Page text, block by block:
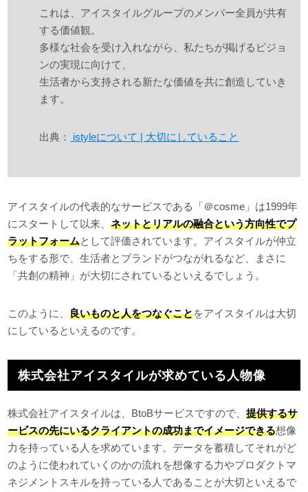
これは、アイスタイルグループのメンバー全員が共有
する価値観。
多様な社会を受け入れながら、私たちが掲げるビジョ
ンの実現に向けて、
生活者から支持される新たな価値を共に創造していき
ます。
出典： istyleについて | 大切にしていること
アイスタイルの代表的なサービスである「＠cosme」は1999年
にスタートして以来、ネットとリアルの融合という方向性でプ
ラットフォームとして評価されています。アイスタイルが仲立
ちをする形で、生活者とブランドがつながれるなど、まさに
「共創の精神」が大切にされているといえるでしょう。
このように、良いものと人をつなぐことをアイスタイルは大切
にしているといえるのです。
株式会社アイスタイルが求めている人物像
株式会社アイスタイルは、BtoBサービスですので、提供するサ
ービスの先にいるクライアントの成功までイメージできる想像
力を持っている人を求めています。データを蓄積してそれがど
のように使われていくのかの流れを想像する力やプロダクトマ
ネジメントスキルを持っている人であることが大切といえるで